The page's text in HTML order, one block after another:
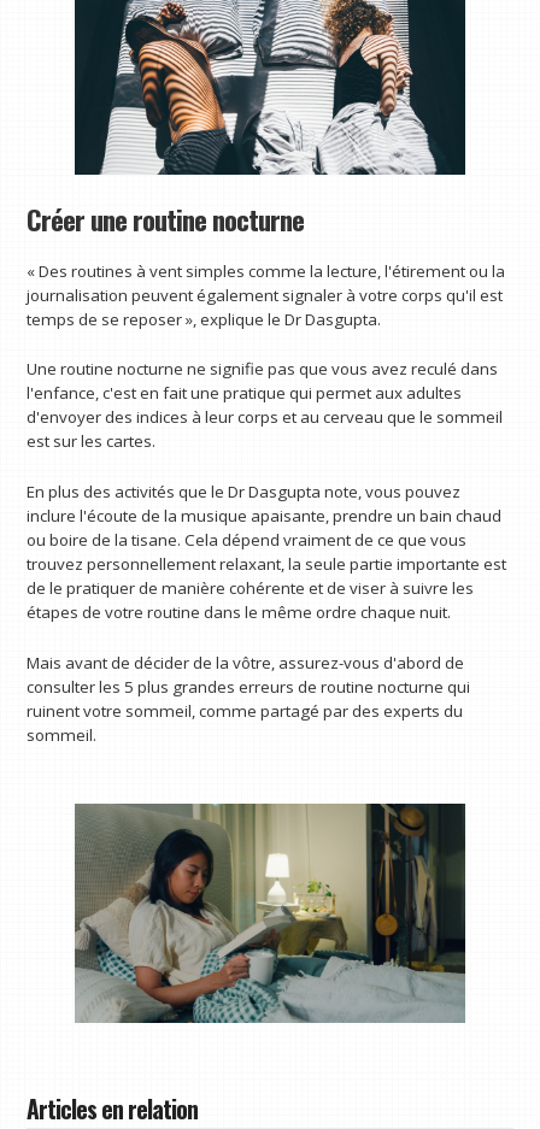
Créer une routine nocturne
« Des routines à vent simples comme la lecture, l'étirement ou la
journalisation peuvent également signaler à votre corps qu'il est
temps de se reposer », explique le Dr Dasgupta.
Une routine nocturne ne signifie pas que vous avez reculé dans
l'enfance, c'est en fait une pratique qui permet aux adultes
d'envoyer des indices à leur corps et au cerveau que le sommeil
est sur les cartes.
En plus des activités que le Dr Dasgupta note, vous pouvez
inclure l'écoute de la musique apaisante, prendre un bain chaud
ou boire de la tisane. Cela dépend vraiment de ce que vous
trouvez personnellement relaxant, la seule partie importante est
de le pratiquer de manière cohérente et de viser à suivre les
étapes de votre routine dans le même ordre chaque nuit.
Mais avant de décider de la vôtre, assurez-vous d'abord de
consulter les 5 plus grandes erreurs de routine nocturne qui
ruinent votre sommeil, comme partagé par des experts du
sommeil.
Articles en relation